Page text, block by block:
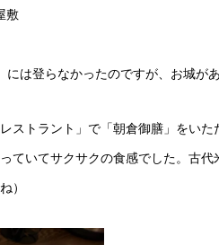
敷
は登らなかったのですが、お城が
ストラント」で「朝倉御膳」をいた
ていてサクサクの食感でした。古
）